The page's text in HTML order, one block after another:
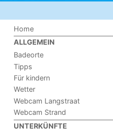
Home
ALLGEMEIN
Badeorte
Tipps
Für kindern
Wetter
Webcam Langstraat
Webcam Strand
UNTERKÜNFTE